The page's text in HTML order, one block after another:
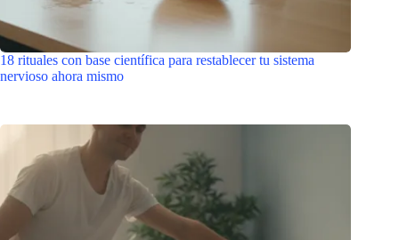
18 rituales con base científica para restablecer tu sistema
nervioso ahora mismo